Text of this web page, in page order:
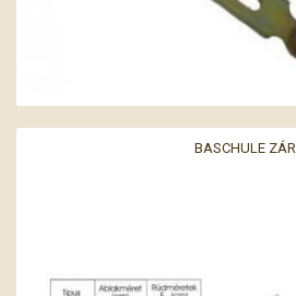
BASCHULE ZÁR